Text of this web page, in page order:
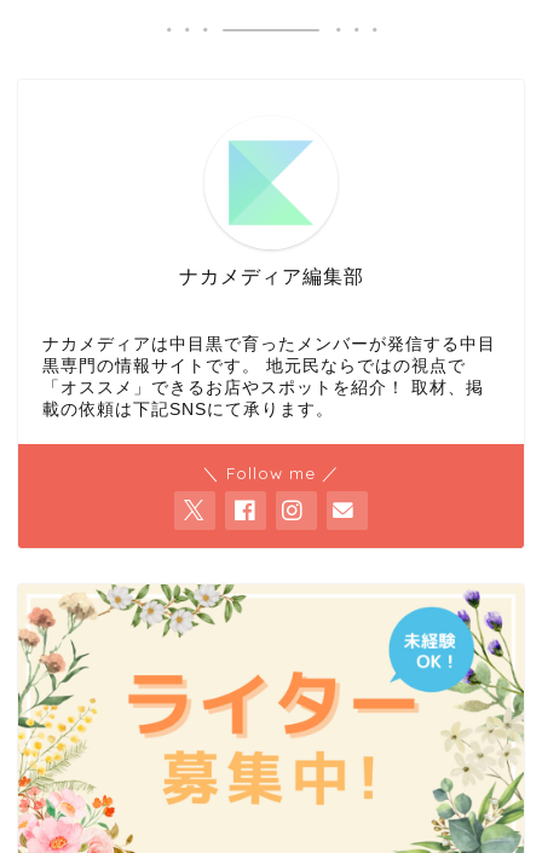
ナカメディア編集部
ナカメディアは中目黒で育ったメンバーが発信する中目
黒専門の情報サイトです。 地元民ならではの視点で
「オススメ」できるお店やスポットを紹介！ 取材、掲
載の依頼は下記SNSにて承ります。
＼ Follow me ／